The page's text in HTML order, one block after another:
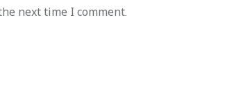
next time I comment.